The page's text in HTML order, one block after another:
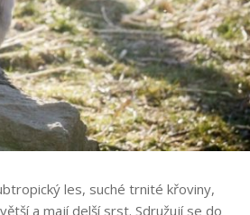
les, suché trnité křoviny,
a mají delší srst. Sdružují se do